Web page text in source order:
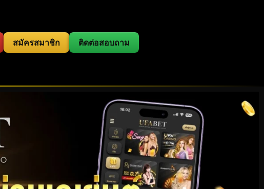
สมัครสมาชิก ติดต่อสอบถาม